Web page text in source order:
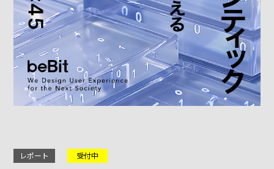
レポート 受付中